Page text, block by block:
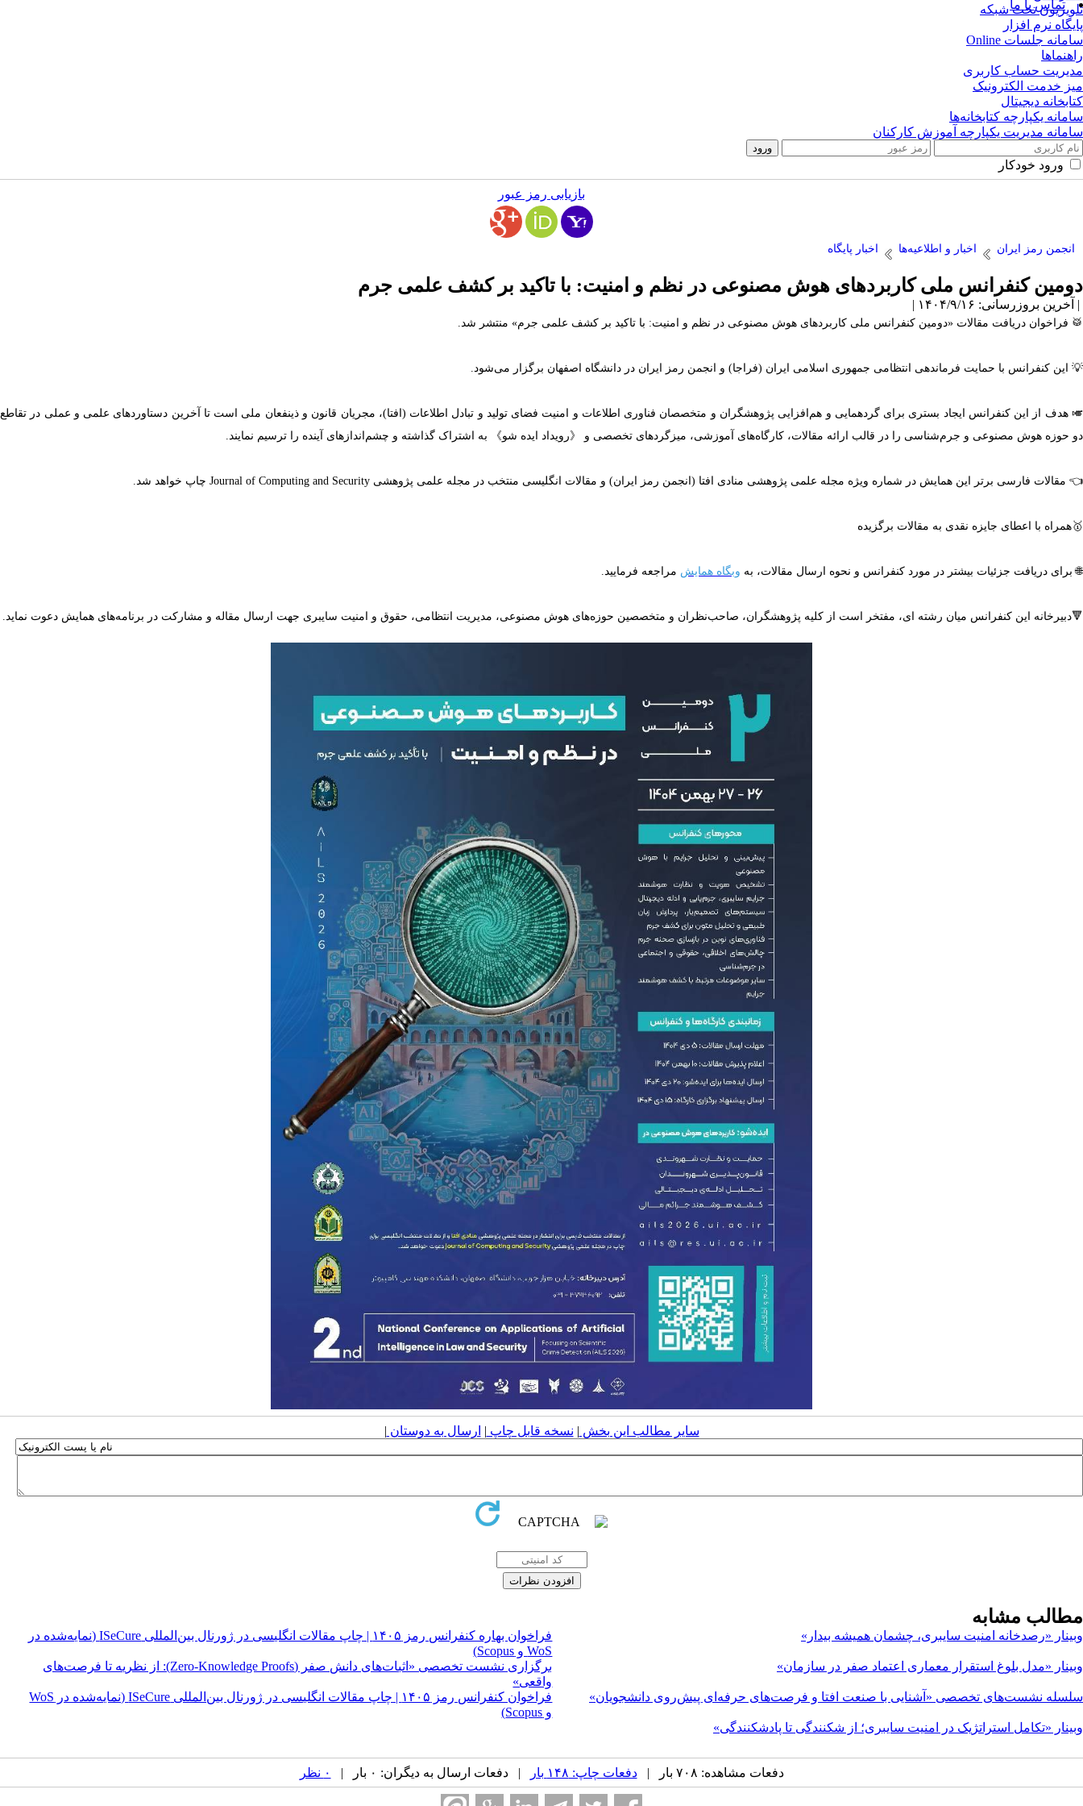
تماس با ما
تلویزیون تحت شبکه
پایگاه نرم افزار
سامانه جلسات Online
راهنماها
مدیریت حساب کاربری
میز خدمت الکترونیک
کتابخانه دیجیتال
سامانه یکپارچه کتابخانه‌ها
سامانه مدیریت یکپارچه آموزش کارکنان
ورود خودکار
بازیابی رمز عبور
انجمن رمز ایران اخبار و اطلاعیه‌ها اخبار پایگاه
دومین کنفرانس ملی کاربردهای هوش مصنوعی در نظم و امنیت: با تاکید بر کشف علمی جرم
| آخرین بروزرسانی: ۱۴۰۴/۹/۱۶ |
🥁 فراخوان دریافت مقالات «دومین کنفرانس ملی کاربردهای هوش مصنوعی در نظم و امنیت: با تاکید بر کشف علمی جرم» منتشر شد.
💡 این کنفرانس با حمایت فرماندهی انتظامی جمهوری اسلامی ایران (فراجا) و انجمن رمز ایران در دانشگاه اصفهان برگزار می‌شود.
🎺 هدف از این کنفرانس ایجاد بستری برای گردهمایی و هم‌افزایی پژوهشگران و متخصصان فناوری اطلاعات و امنیت فضای تولید و تبادل اطلاعات (افتا)، مجریان قانون و ذینفعان ملی است تا آخرین دستاوردهای علمی و عملی در تقاطع
دو حوزه هوش مصنوعی و جرم‌شناسی را در قالب ارائه مقالات، کارگاه‌های آموزشی، میزگردهای تخصصی و 《رویداد ایده شو》 به اشتراک گذاشته و چشم‌اندازهای آینده را ترسیم نمایند.
👈 مقالات فارسی برتر این همایش در شماره ویژه مجله علمی پژوهشی منادی افتا (انجمن رمز ایران) و مقالات انگلیسی منتخب در مجله علمی پژوهشی Journal of Computing and Security چاپ خواهد شد.
🥇همراه با اعطای جایزه نقدی به مقالات برگزیده
🌐 برای دریافت جزئیات بیشتر در مورد کنفرانس و نحوه ارسال مقالات، به وبگاه همایش مراجعه فرمایید.
🔻دبیرخانه این کنفرانس میان رشته ای، مفتخر است از کلیه پژوهشگران، صاحب‌نظران و متخصصین حوزه‌های هوش مصنوعی، مدیریت انتظامی، حقوق و امنیت سایبری جهت ارسال مقاله و مشارکت در برنامه‌های همایش دعوت نماید.
سایر مطالب این بخش | نسخه قابل چاپ | ارسال به دوستان |
مطالب مشابه
وبینار «رصدخانه امنیت سایبری، چشمان همیشه بیدار»
فراخوان بهاره کنفرانس رمز ۱۴۰۵ | چاپ مقالات انگلیسی در ژورنال بین‌المللی ISeCure (نمایه‌شده در
WoS و Scopus)
وبینار «مدل بلوغ استقرار معماری اعتماد صفر در سازمان»
برگزاری نشست تخصصی «اثبات‌های دانش صفر (Zero-Knowledge Proofs): از نظریه تا فرصت‌های
واقعی»
سلسله نشست‌های تخصصی «آشنایی با صنعت افتا و فرصت‌های حرفه‌ای پیش‌روی دانشجویان»
فراخوان کنفرانس رمز ۱۴۰۵ | چاپ مقالات انگلیسی در ژورنال بین‌المللی ISeCure (نمایه‌شده در WoS
و Scopus)
وبینار «تکامل استراتژیک در امنیت سایبری؛ از شکنندگی تا پادشکنندگی»
دفعات مشاهده: ۷۰۸ بار | دفعات چاپ: ۱۴۸ بار | دفعات ارسال به دیگران: ۰ بار | ۰ نظر